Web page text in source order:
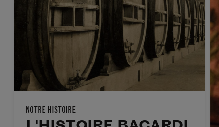
NOTRE HISTOIRE